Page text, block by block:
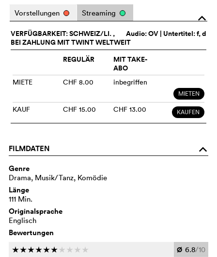
o
Vorstellungen Streaming
Audio:OV | Untertitel: f, d
VERFÜGBARKEIT: SCHWEIZ/LI. ,
BEI ZAHLUNG MIT TWINT WELTWEIT
REGULÄR
MIT TAKE-
ABO
MIETE CHF 8.00 inbegriffen
MIETEN
KAUF CHF 15.00 CHF 13.00 KAUFEN
FILMDATEN o
Genre
Drama, Musik/Tanz, Komödie
Länge
111 Min.
Originalsprache
Englisch
Bewertungen
cccccc c c c c Ø 6.8/10